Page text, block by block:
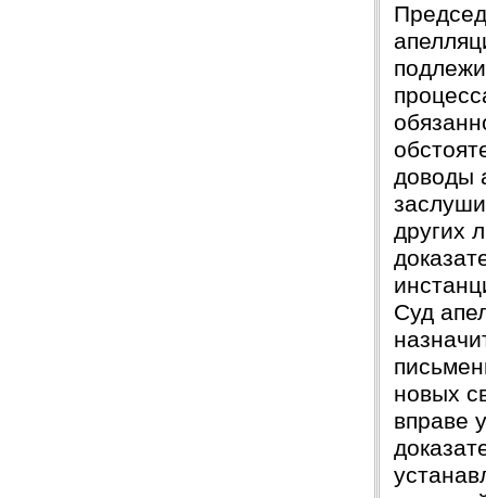
доводы
других
Суд
новых
вправе